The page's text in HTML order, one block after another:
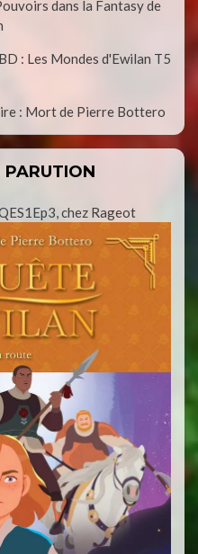
dans la Fantasy de
: Les Mondes d'Ewilan T5
: Mort de Pierre Bottero
PARUTION
chez Rageot